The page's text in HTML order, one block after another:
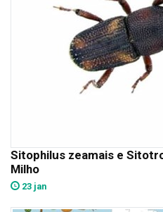
Sitophilus zeamais e
Milho
23 jan